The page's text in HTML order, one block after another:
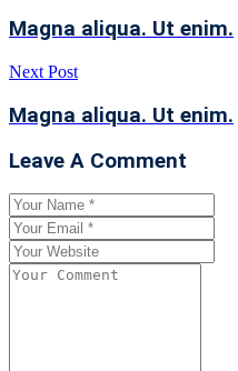
Magna aliqua. Ut enim.
Next Post
Magna aliqua. Ut enim.
Leave A Comment